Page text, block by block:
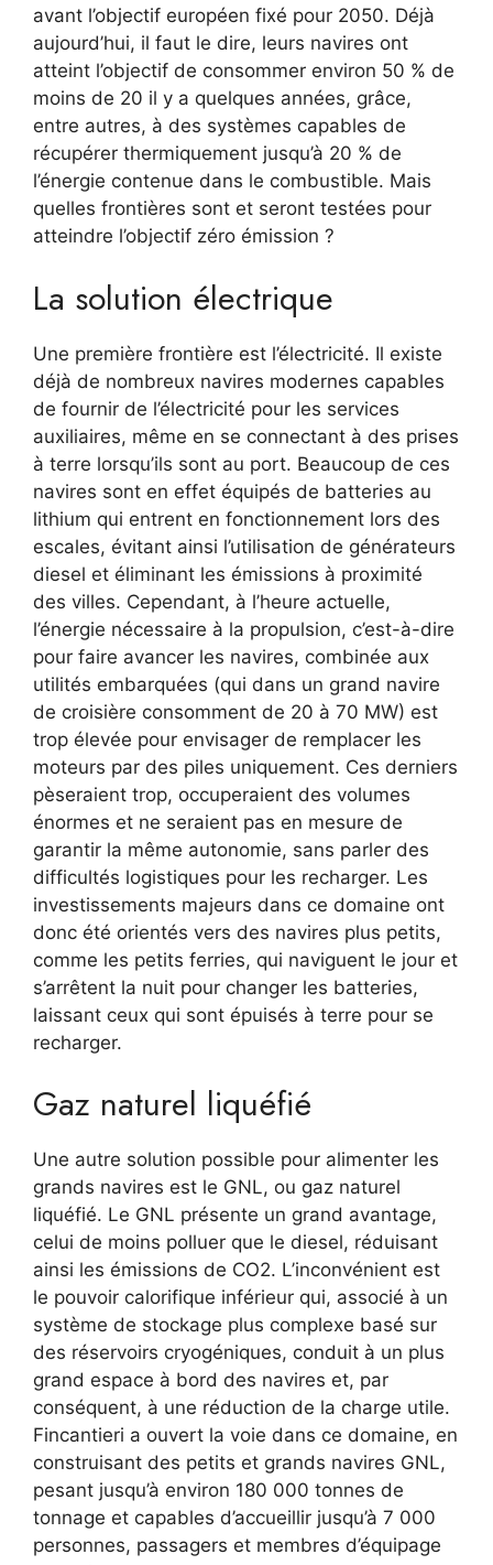
avant l’objectif européen fixé pour 2050. Déjà
aujourd’hui, il faut le dire, leurs navires ont
atteint l’objectif de consommer environ 50 % de
moins de 20 il y a quelques années, grâce,
entre autres, à des systèmes capables de
récupérer thermiquement jusqu’à 20 % de
l’énergie contenue dans le combustible. Mais
quelles frontières sont et seront testées pour
atteindre l’objectif zéro émission ?
La solution électrique
Une première frontière est l’électricité. Il existe
déjà de nombreux navires modernes capables
de fournir de l’électricité pour les services
auxiliaires, même en se connectant à des prises
à terre lorsqu’ils sont au port. Beaucoup de ces
navires sont en effet équipés de batteries au
lithium qui entrent en fonctionnement lors des
escales, évitant ainsi l’utilisation de générateurs
diesel et éliminant les émissions à proximité
des villes. Cependant, à l’heure actuelle,
l’énergie nécessaire à la propulsion, c’est-à-dire
pour faire avancer les navires, combinée aux
utilités embarquées (qui dans un grand navire
de croisière consomment de 20 à 70 MW) est
trop élevée pour envisager de remplacer les
moteurs par des piles uniquement. Ces derniers
pèseraient trop, occuperaient des volumes
énormes et ne seraient pas en mesure de
garantir la même autonomie, sans parler des
difficultés logistiques pour les recharger. Les
investissements majeurs dans ce domaine ont
donc été orientés vers des navires plus petits,
comme les petits ferries, qui naviguent le jour et
s’arrêtent la nuit pour changer les batteries,
laissant ceux qui sont épuisés à terre pour se
recharger.
Gaz naturel liquéfié
Une autre solution possible pour alimenter les
grands navires est le GNL, ou gaz naturel
liquéfié. Le GNL présente un grand avantage,
celui de moins polluer que le diesel, réduisant
ainsi les émissions de CO2. L’inconvénient est
le pouvoir calorifique inférieur qui, associé à un
système de stockage plus complexe basé sur
des réservoirs cryogéniques, conduit à un plus
grand espace à bord des navires et, par
conséquent, à une réduction de la charge utile.
Fincantieri a ouvert la voie dans ce domaine, en
construisant des petits et grands navires GNL,
pesant jusqu’à environ 180 000 tonnes de
tonnage et capables d’accueillir jusqu’à 7 000
personnes, passagers et membres d’équipage